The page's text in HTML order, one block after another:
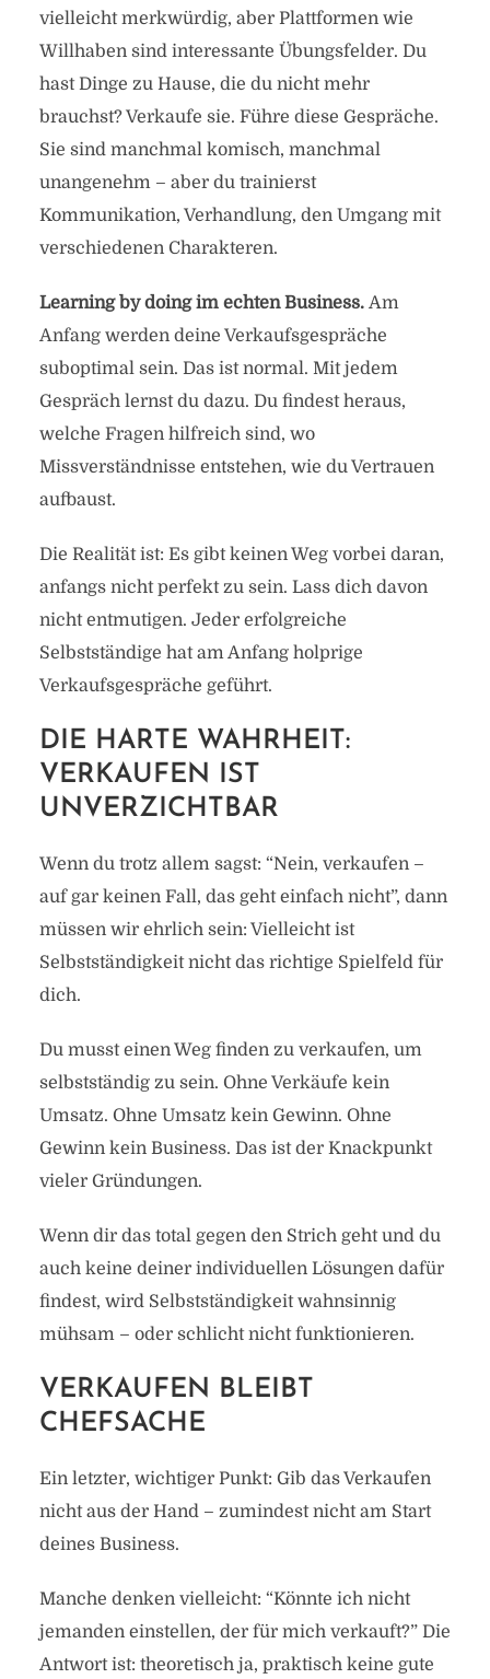
vielleicht merkwürdig, aber Plattformen wie
Willhaben sind interessante Übungsfelder. Du
hast Dinge zu Hause, die du nicht mehr
brauchst? Verkaufe sie. Führe diese Gespräche.
Sie sind manchmal komisch, manchmal
unangenehm – aber du trainierst
Kommunikation, Verhandlung, den Umgang mit
verschiedenen Charakteren.
Learning by doing im echten Business.Am
Anfang werden deine Verkaufsgespräche
suboptimal sein. Das ist normal. Mit jedem
Gespräch lernst du dazu. Du findest heraus,
welche Fragen hilfreich sind, wo
Missverständnisse entstehen, wie du Vertrauen
aufbaust.
Die Realität ist: Es gibt keinen Weg vorbei daran,
anfangs nicht perfekt zu sein. Lass dich davon
nicht entmutigen. Jeder erfolgreiche
Selbstständige hat am Anfang holprige
Verkaufsgespräche geführt.
DIE HARTE WAHRHEIT:
VERKAUFEN IST
UNVERZICHTBAR
Wenn du trotz allem sagst: “Nein, verkaufen –
auf gar keinen Fall, das geht einfach nicht”, dann
müssen wir ehrlich sein: Vielleicht ist
Selbstständigkeit nicht das richtige Spielfeld für
dich.
Du musst einen Weg finden zu verkaufen, um
selbstständig zu sein. Ohne Verkäufe kein
Umsatz. Ohne Umsatz kein Gewinn. Ohne
Gewinn kein Business. Das ist der Knackpunkt
vieler Gründungen.
Wenn dir das total gegen den Strich geht und du
auch keine deiner individuellen Lösungen dafür
findest, wird Selbstständigkeit wahnsinnig
mühsam – oder schlicht nicht funktionieren.
VERKAUFEN BLEIBT
CHEFSACHE
Ein letzter, wichtiger Punkt: Gib das Verkaufen
nicht aus der Hand – zumindest nicht am Start
deines Business.
Manche denken vielleicht: “Könnte ich nicht
jemanden einstellen, der für mich verkauft?” Die
Antwort ist: theoretisch ja, praktisch keine gute